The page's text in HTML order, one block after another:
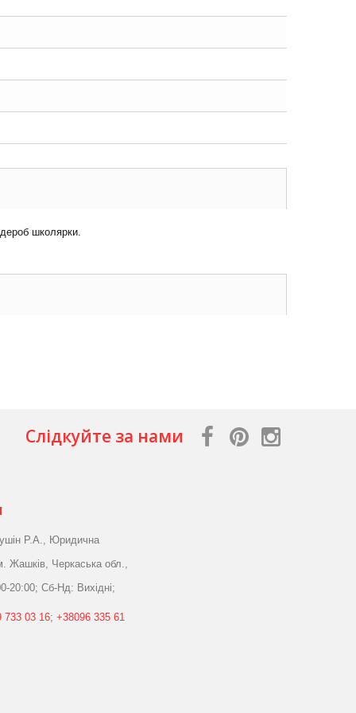
школярки.
Слідкуйте за нами
Р.А., Юридична
Жашків, Черкаська обл.,
20:00; Сб-Нд: Вихідні;
733 03 16; +38096 335 61